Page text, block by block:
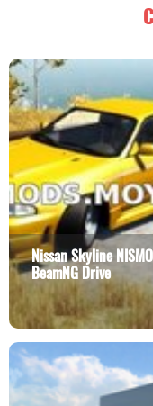
Nissan Skyline
BeamNG Drive